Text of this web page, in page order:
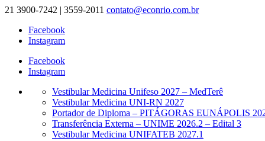
21 3900-7242 | 3559-2011 contato@econrio.com.br
Facebook
Instagram
Facebook
Instagram
Vestibular Medicina Unifeso 2027 – MedTerê
Vestibular Medicina UNI-RN 2027
Portador de Diploma – PITÁGORAS EUNÁPOLIS
Transferência Externa – UNIME 2026.2 – Edital 3
Vestibular Medicina UNIFATEB 2027.1